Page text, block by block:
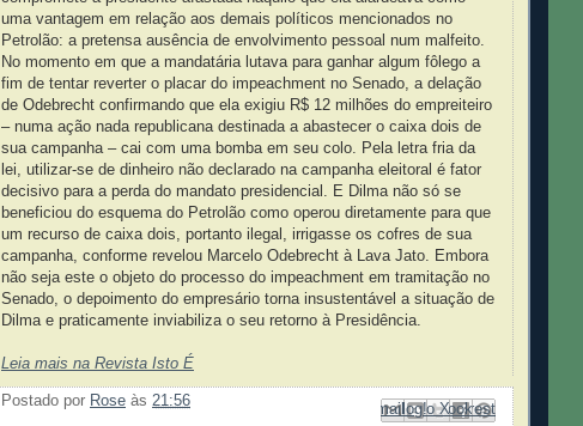
uma vantagem em relação aos demais políticos mencionados no
Petrolão: a pretensa ausência de envolvimento pessoal num malfeito.
No momento em que a mandatária lutava para ganhar algum fôlego a
fim de tentar reverter o placar do impeachment no Senado, a delação
de Odebrecht confirmando que ela exigiu R$ 12 milhões do empreiteiro
– numa ação nada republicana destinada a abastecer o caixa dois de
sua campanha – cai com uma bomba em seu colo. Pela letra fria da
lei, utilizar-se de dinheiro não declarado na campanha eleitoral é fator
decisivo para a perda do mandato presidencial. E Dilma não só se
beneficiou do esquema do Petrolão como operou diretamente para que
um recurso de caixa dois, portanto ilegal, irrigasse os cofres de sua
campanha, conforme revelou Marcelo Odebrecht à Lava Jato. Embora
não seja este o objeto do processo do impeachment em tramitação no
Senado, o depoimento do empresário torna insustentável a situação de
Dilma e praticamente inviabiliza o seu retorno à Presidência.
Leia mais na Revista Isto É
Postado por Rose às 21:56 Enviar por e-mail
Postar no blog!
Compartilhar no X
Compartilhar no Facebook
Compartilhar com o Pinterest